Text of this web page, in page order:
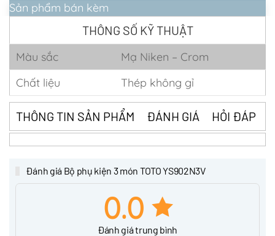
Sản phẩm bán kèm
THÔNG SỐ KỸ THUẬT
Màu sắc
Mạ Niken – Crom
Chất liệu
Thép không gỉ
THÔNG TIN SẢN PHẨM ĐÁNH GIÁ HỎI ĐÁP
Đánh giá Bộ phụ kiện 3 món TOTO YS902N3V
0.0
Đánh giá trung bình